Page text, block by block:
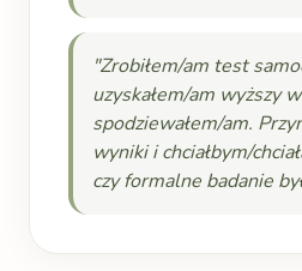
"Zrobiłem/am test
uzyskałem/am wyższy
spodziewałem/am.
wyniki i chciałbym/
czy formalne badanie